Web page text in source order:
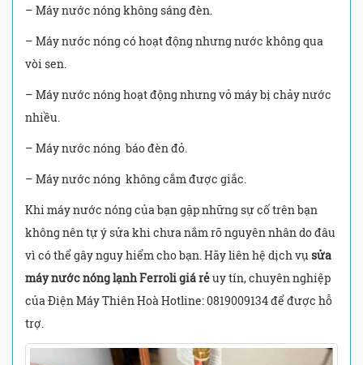
– Máy nước nóng không sáng đèn.
– Máy nước nóng có hoạt động nhưng nước không qua
vòi sen.
– Máy nước nóng hoạt động nhưng vỏ máy bị chảy nước
nhiều.
– Máy nước nóng báo đèn đỏ.
– Máy nước nóng không cắm được giắc.
Khi máy nước nóng của bạn gặp những sự cố trên bạn
không nên tự ý sửa khi chưa nắm rõ nguyên nhân do đâu
vì có thể gây nguy hiểm cho bạn. Hãy liên hệ dịch vụ sửa
máy nước nóng lạnh Ferroli giá rẻuy tín, chuyên nghiệp
của Điện Máy Thiên Hoà Hotline: 0819009134 để được hỗ
trợ.